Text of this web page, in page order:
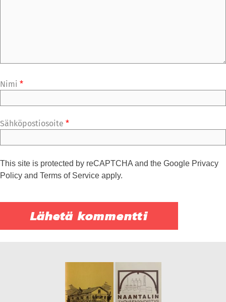
Nimi *
Sähköpostiosoite *
This site is protected by reCAPTCHA and the Google Privacy
Policy and Terms of Service apply.